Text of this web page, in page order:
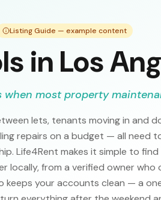
Listing Guide — example content
in Los
when most property
lets, tenants moving in and
repairs on a budget — all need
Life4Rent makes it simple to
locally, from a verified owner who
keeps your accounts clean — a